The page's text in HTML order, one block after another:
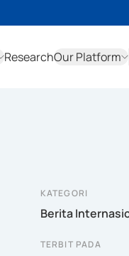
ResearchOur Platform
KATEGORI
Berita
TERBIT PADA